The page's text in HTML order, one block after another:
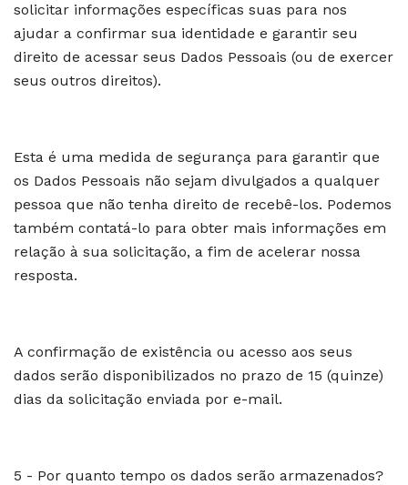
solicitar informações específicas suas para nos
ajudar a confirmar sua identidade e garantir seu
direito de acessar seus Dados Pessoais (ou de exercer
seus outros direitos).
Esta é uma medida de segurança para garantir que
os Dados Pessoais não sejam divulgados a qualquer
pessoa que não tenha direito de recebê-los. Podemos
também contatá-lo para obter mais informações em
relação à sua solicitação, a fim de acelerar nossa
resposta.
A confirmação de existência ou acesso aos seus
dados serão disponibilizados no prazo de 15 (quinze)
dias da solicitação enviada por e-mail.
5 - Por quanto tempo os dados serão armazenados?